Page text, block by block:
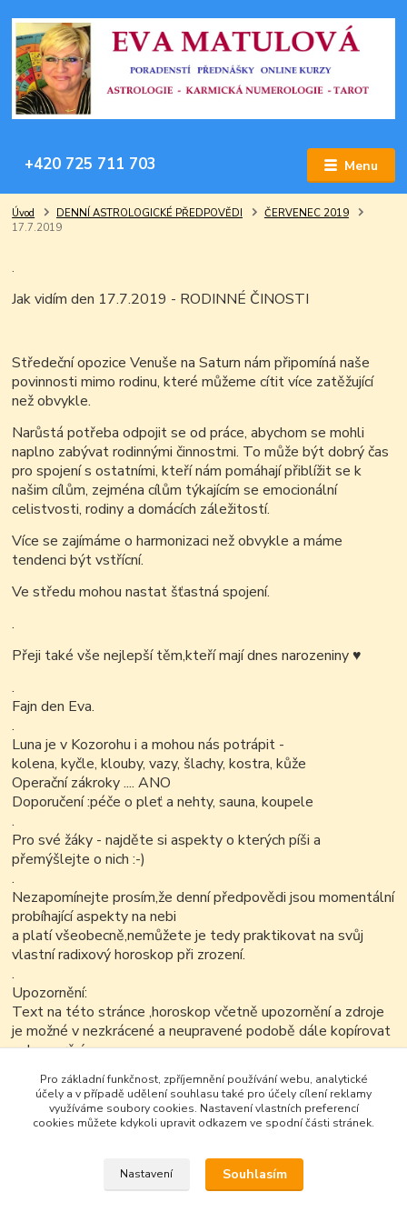
Menu
+420 725 711 703
Úvod DENNÍ ASTROLOGICKÉ PŘEDPOVĚDI
ČERVENEC 2019
17.7.2019
.
Jak vidím den 17.7.2019 - RODINNÉ ČINOSTI
Středeční opozice Venuše na Saturn nám připomíná naše
povinnosti mimo rodinu, které můžeme cítit více zatěžující
než obvykle.
Narůstá potřeba odpojit se od práce, abychom se mohli
naplno zabývat rodinnými činnostmi. To může být dobrý čas
pro spojení s ostatními, kteří nám pomáhají přiblížit se k
našim cílům, zejména cílům týkajícím se emocionální
celistvosti, rodiny a domácích záležitostí.
Více se zajímáme o harmonizaci než obvykle a máme
tendenci být vstřícní.
Ve středu mohou nastat šťastná spojení.
.
Přeji také vše nejlepší těm,kteří mají dnes narozeniny♥
.
Fajn den Eva.
.
Luna je v Kozorohu i a mohou nás potrápit -
kolena, kyčle, klouby, vazy, šlachy, kostra, kůže
Operační zákroky .... ANO
Doporučení :péče o pleť a nehty, sauna, koupele
.
Pro své žáky - najděte si aspekty o kterých píši a
přemýšlejte o nich :-)
.
Nezapomínejte prosím,že denní předpovědi jsou momentální
probíhající aspekty na nebi
a platí všeobecně,nemůžete je tedy praktikovat na svůj
vlastní radixový horoskop při zrození.
.
Upozornění:
Text na této stránce ,horoskop včetně upozornění a zdroje
je možné v nezkrácené a neupravené podobě dále kopírovat
nekomerčním
Pro základní funkčnost, zpříjemnění používání webu, analytické
účely a v případě udělení souhlasu také pro účely cílení reklamy
využíváme soubory cookies. Nastavení vlastních preferencí
cookies můžete kdykoli upravit odkazem ve spodní části stránek.
Nastavení Souhlasím